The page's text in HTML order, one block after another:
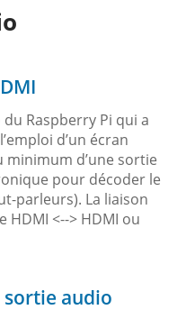
Raspberry Pi qui a
d’un écran
d’une sortie
pour décoder le
parleurs). La liaison
HDMI <--> HDMI ou
sortie audio